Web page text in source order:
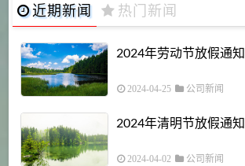
近期新闻 热门新闻
2024年劳动节放假通知
2024-04-25 公司新闻
2024年清明节放假通知
2024-04-02 公司新闻